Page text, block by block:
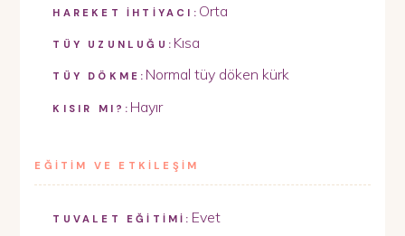
HAREKET İHTİYACI: Orta
TÜY UZUNLUĞU: Kısa
TÜY DÖKME: Normal tüy döken kürk
KISIR MI?: Hayır
EĞİTİM VE ETKİLEŞİM
TUVALET EĞİTİMİ: Evet